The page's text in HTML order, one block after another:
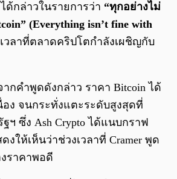
ด้กล่าวในรายการว่า “ทุกอย่างไม่
(Everything isn’t fine with
วลาที่ตลาดคริปโตกำลังเผชิญกับ
กคำพูดดังกล่าว ราคา Bitcoin ได้
ง จนกระทั่งแตะระดับสูงสุดที่
ฯ ซึ่ง Ash Crypto ได้แนบกราฟ
งให้เห็นว่าช่วงเวลาที่ Cramer พูด
ราคาพอดี